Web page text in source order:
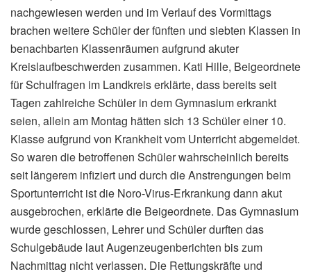
nachgewiesen werden und im Verlauf des Vormittags
brachen weitere Schüler der fünften und siebten Klassen in
benachbarten Klassenräumen aufgrund akuter
Kreislaufbeschwerden zusammen. Kati Hille, Beigeordnete
für Schulfragen im Landkreis erklärte, dass bereits seit
Tagen zahlreiche Schüler in dem Gymnasium erkrankt
seien, allein am Montag hätten sich 13 Schüler einer 10.
Klasse aufgrund von Krankheit vom Unterricht abgemeldet.
So waren die betroffenen Schüler wahrscheinlich bereits
seit längerem infiziert und durch die Anstrengungen beim
Sportunterricht ist die Noro-Virus-Erkrankung dann akut
ausgebrochen, erklärte die Beigeordnete. Das Gymnasium
wurde geschlossen, Lehrer und Schüler durften das
Schulgebäude laut Augenzeugenberichten bis zum
Nachmittag nicht verlassen. Die Rettungskräfte und